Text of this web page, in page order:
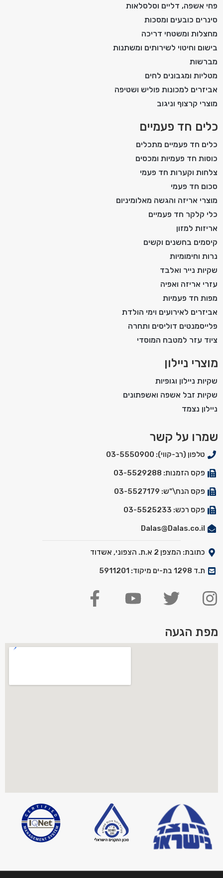
פחי אשפה, דליים וסלסלאות
סינרים כובעים ומסכות
מחצלות ומשטחי דריכה
בישום וחיטוי לשירותים ומשתנות
מברשות
מטליות ומגבונים לחים
אביזרים למכונות פוליש ושטיפה
מוצרי קרצוף וניגוב
כלים חד פעמיים
כלים חד פעמיים מתכלים
כוסות חד פעמיות ומכסים
צלחות וקערות חד פעמי
סכום חד פעמי
מוצרי אריזה והגשה מאלומיניום
כלי קלקר חד פעמיים
אריזות למזון
קיסמים בחשנים וקשים
נרות וחימומיות
שקיות נייר ואלבד
עזרי אריזה ואפיה
מפות חד פעמיות
אביזרים לאירועים וימי הולדת
פלייסמנטים דוליסים ותחרה
ציוד עזר למטבח המוסדי
מוצרי ניילון
שקיות ניילון וגופיות
שקיות זבל אשפה ואשפתונים
ניילון נצמד
שמרו על קשר
טלפון (רב-קווי): 03-5550900
פקס הזמנות: 03-5529288
פקס הנח\"ש: 03-5527179
פקס רכש: 03-5525233
Dalas@Dalas.co.il
כתובת: המצפן 2 א.ת. הצפוני, אשדוד
ת.ד 1298 בת-ים מיקוד: 5911201
מפת הגעה